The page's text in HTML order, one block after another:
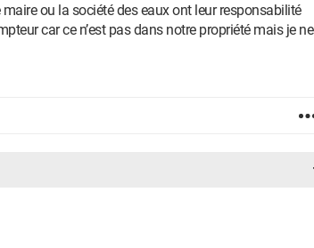
ou la société des eaux ont leur responsabilité
car ce n’est pas dans notre propriété mais je ne